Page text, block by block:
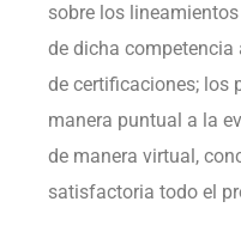
sobre los
de dicha competencia
de certificaciones; los
manera puntual a la
de manera virtual,
satisfactoria todo el